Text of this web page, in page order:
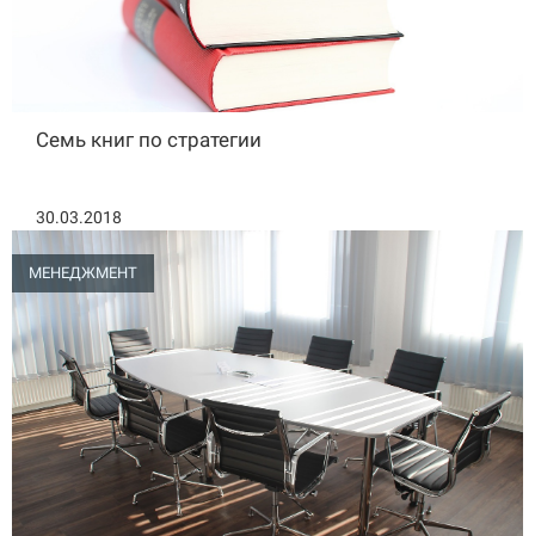
Семь книг по стратегии
30.03.2018
МЕНЕДЖМЕНТ